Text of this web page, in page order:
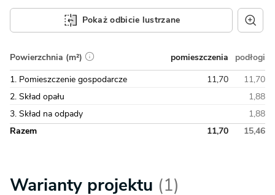
Pokaż odbicie lustrzane
Powierzchnia (m²) pomieszczenia
podłogi
1. Pomieszczenie gospodarcze
11,70
11,70
2. Skład opału
1,88
3. Skład na odpady
1,88
Razem
11,70 15,46
Warianty projektu (1)